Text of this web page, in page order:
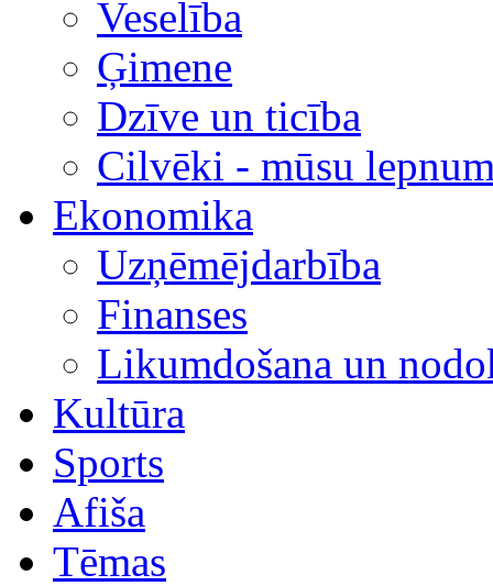
Veselība
Ģimene
Dzīve un ticība
Cilvēki - mūsu
Ekonomika
Uzņēmējdarbība
Finanses
Likumdošana un
Kultūra
Sports
Afiša
Tēmas